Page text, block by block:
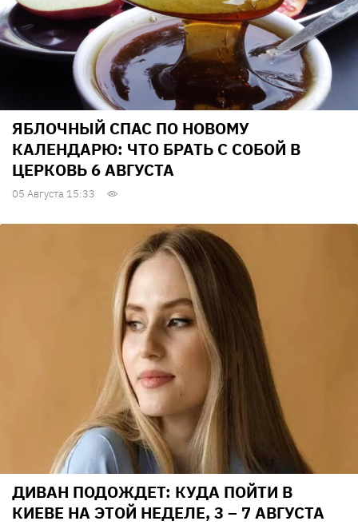
ЯБЛОЧНЫЙ СПАС ПО НОВОМУ
КАЛЕНДАРЮ: ЧТО БРАТЬ С СОБОЙ В
ЦЕРКОВЬ 6 АВГУСТА
05 Августа 15:33
ДИВАН ПОДОЖДЕТ: КУДА ПОЙТИ В
КИЕВЕ НА ЭТОЙ НЕДЕЛЕ, 3 – 7 АВГУСТА